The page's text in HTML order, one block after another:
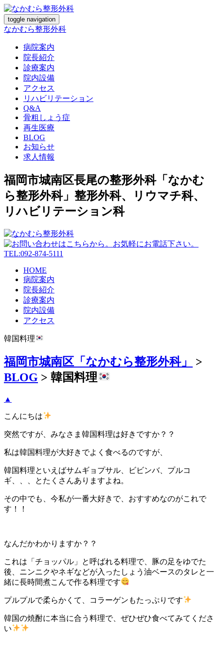
toggle navigation
なかむら整形外科
病院案内
院長紹介
診療案内
院内設備
アクセス
リハビリテーション
Q&A
骨粗しょう症
再生医療
BLOG
お知らせ
求人情報
福岡市城南区長尾の整形外科「なかむ
ら整形外科」整形外科、リウマチ科、
リハビリテーション科
HOME
病院案内
院長紹介
診療案内
院内設備
アクセス
韓国料理
福岡市城南区「なかむら整形外科」
>
BLOG > 韓国料理
▲
こんにちは
突然ですが、みなさま韓国料理は好きですか？？
私は韓国料理が大好きでよく食べるのですが、
韓国料理といえばサムギョプサル、ビビンバ、プルコ
ギ、、、とたくさんありますよね。
その中でも、今私が一番大好きで、おすすめなのがこれで
す！！
なんだかわかりますか？？
これは「チョッパル」と呼ばれる料理で、豚の足をゆでた
後、ニンニクやネギなどが入ったしょう油ベースのタレと一
緒に長時間煮こんで作る料理です
プルプルで柔らかくて、コラーゲンもたっぷりです
韓国の焼酎に本当に合う料理で、ぜひぜひ食べてみてくださ
い